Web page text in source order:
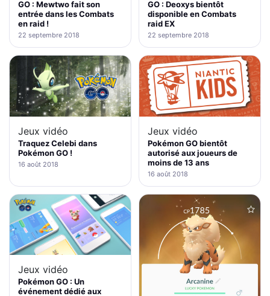
GO : Mewtwo fait son
entrée dans les Combats
en raid !
22 septembre 2018
GO : Deoxys bientôt
disponible en Combats
raid EX
22 septembre 2018
Jeux vidéo
Traquez Celebi dans
Pokémon GO !
16 août 2018
Jeux vidéo
Pokémon GO bientôt
autorisé aux joueurs de
moins de 13 ans
16 août 2018
Jeux vidéo
Pokémon GO : Un
événement dédié aux